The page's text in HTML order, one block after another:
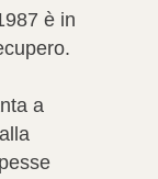
è in
a